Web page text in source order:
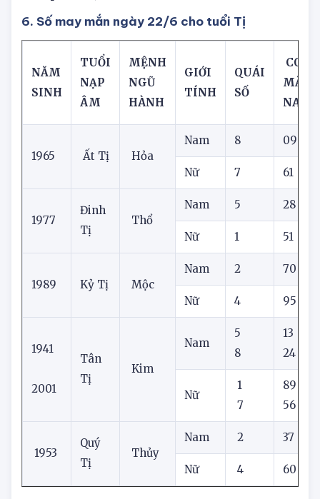
hấp dẫn độc đáo.
6. Số may mắn ngày 22/6 cho tuổi Tị
NĂM
TUỔI
NẠP
ÂM
MỆNH
NGŨ
HÀNH
GIỚI
QUÁI
CON
MẮN
NAY
Nam 8 09
Nữ 7 61
Đinh
Nam 5 28
Nữ 1 51
Nam 2 70
Nữ 4 95
Tân
5
8
13
24
1
7
89
56
Quý
Nam 2 37
Nữ 4 60